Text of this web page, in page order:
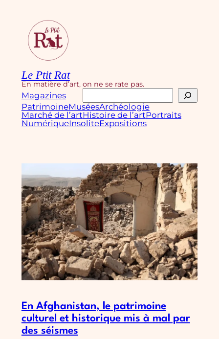
contenu
Le Ptit Rat
En matière d’art, on ne se rate pas.
Magazines
Rechercher
PatrimoineMuséesArchéologie
Marché de l’artHistoire de l’artPortraits
NumériqueInsoliteExpositions
En Afghanistan, le patrimoine
culturel et historique mis à mal par
des séismes